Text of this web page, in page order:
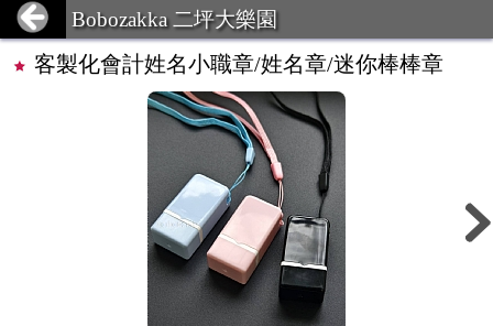
Bobozakka 二坪大樂園
客製化會計姓名小職章/姓名章/迷你棒棒章